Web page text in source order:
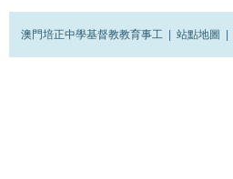
澳門培正中學基督教教育事工 站點地圖